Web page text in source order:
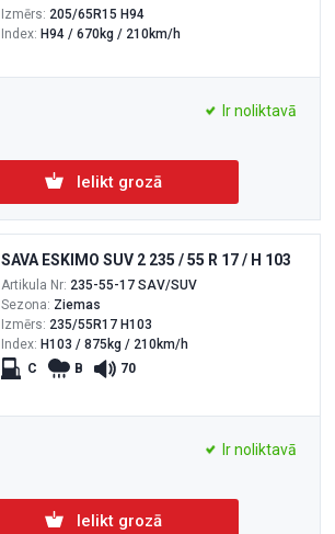
Izmērs: 205/65R15 H94
Index: H94 / 670kg / 210km/h
Ir noliktavā
Ielikt grozā
SAVA ESKIMO SUV 2 235 / 55 R 17 / H 103
Artikula Nr: 235-55-17 SAV/SUV
Sezona: Ziemas
Izmērs: 235/55R17 H103
Index: H103 / 875kg / 210km/h
C
B 70
Ir noliktavā
Ielikt grozā